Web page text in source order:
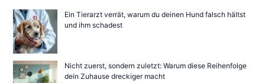
Ein Tierarzt verrät, warum du deinen Hund falsch hältst
und ihm schadest
Nicht zuerst, sondern zuletzt: Warum diese Reihenfolge
dein Zuhause dreckiger macht